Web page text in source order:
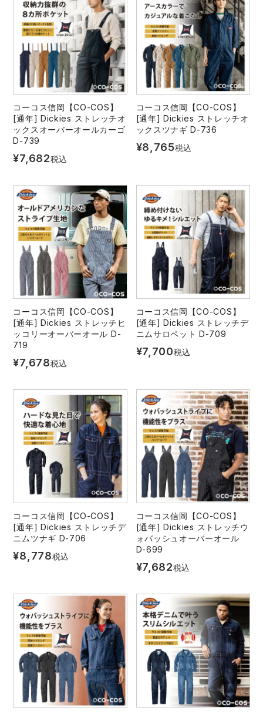
コーコス信岡【CO-COS】
[通年] Dickies ストレッチオ
ックスオーバーオールカーゴ
D-739
¥7,682税込
コーコス信岡【CO-COS】
[通年] Dickies ストレッチオ
ックスツナギ D-736
¥8,765税込
コーコス信岡【CO-COS】
[通年] Dickies ストレッチヒ
ッコリーオーバーオール D-
719
¥7,678税込
コーコス信岡【CO-COS】
[通年] Dickies ストレッチデ
ニムサロペット D-709
¥7,700税込
コーコス信岡【CO-COS】
[通年] Dickies ストレッチデ
ニムツナギ D-706
¥8,778税込
コーコス信岡【CO-COS】
[通年] Dickies ストレッチウ
ォバッシュオーバーオール
D-699
¥7,682税込